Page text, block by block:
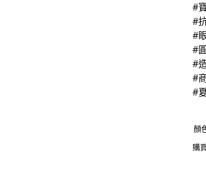
#
#
#
#
#
#
#
顏
購